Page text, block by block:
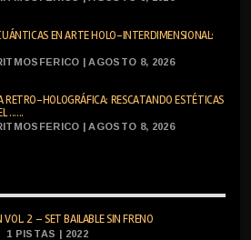
EN ARTE HOLO-INTERDIMENSIONAL:
| AGOSTO 8, 2026
RETRO-HOLOGRÁFICA: RESCATANDO ESTÉTICAS
......
| AGOSTO 8, 2026
2 – SET BAILABLE SIN FRENO
1 PISTAS | 2022